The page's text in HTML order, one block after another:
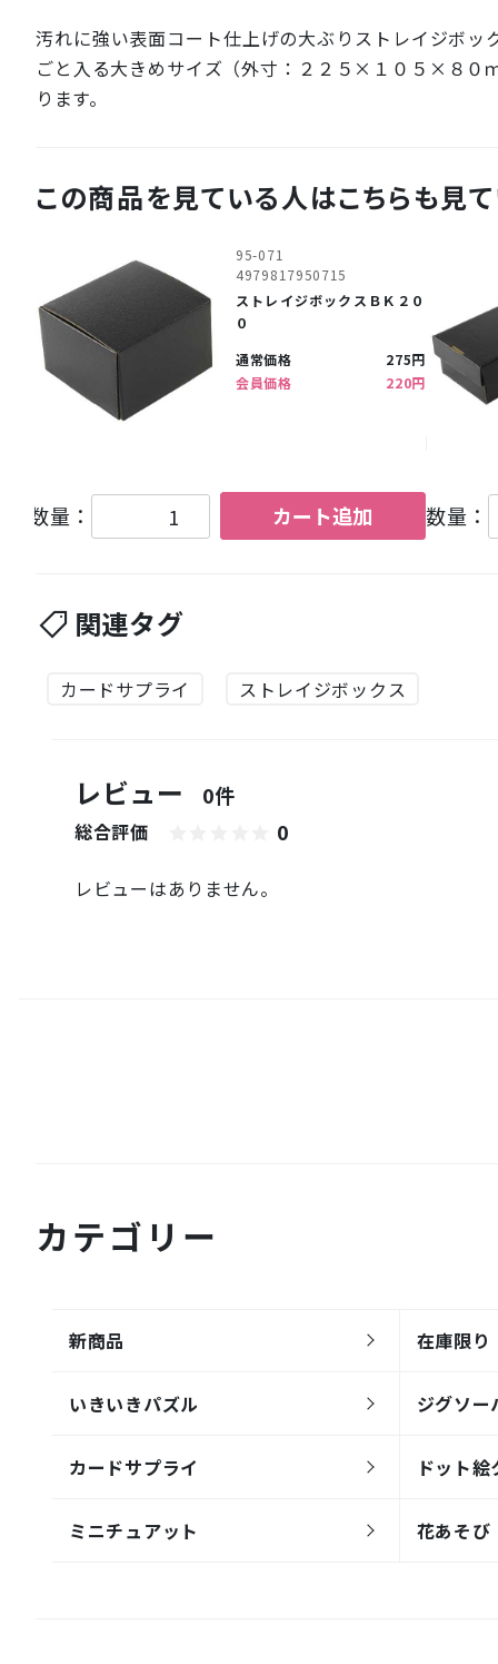
汚れに強い表面コート仕上げの大ぶりストレイジボ
ごと入る大きめサイズ（外寸：２２５×１０５×８
ります。
この商品を見ている人はこちらも見
95-071
4979817950715
ストレイジボックスＢＫ２０
０
通常価格
275円
会員価格
220円
数量： カート追加 数量：
関連タグ
カードサプライ ストレイジボックス
レビュー 0件
総合評価 0
レビューはありません。
カテゴリー
新商品 在庫限り
いきいきパズル ジグソー
カードサプライ ドット
ミニチュアット 花あそび